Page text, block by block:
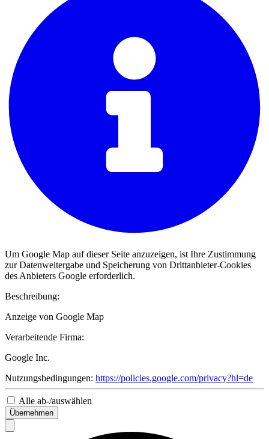
Um Google Map auf dieser Seite anzuzeigen, ist Ihre Zustimmung
zur Datenweitergabe und Speicherung von Drittanbieter-Cookies
des Anbieters Google erforderlich.
Beschreibung:
Anzeige von Google Map
Verarbeitende Firma:
Google Inc.
Nutzungsbedingungen: https://policies.google.com/privacy?hl=de
Alle ab-/auswählen
Übernehmen